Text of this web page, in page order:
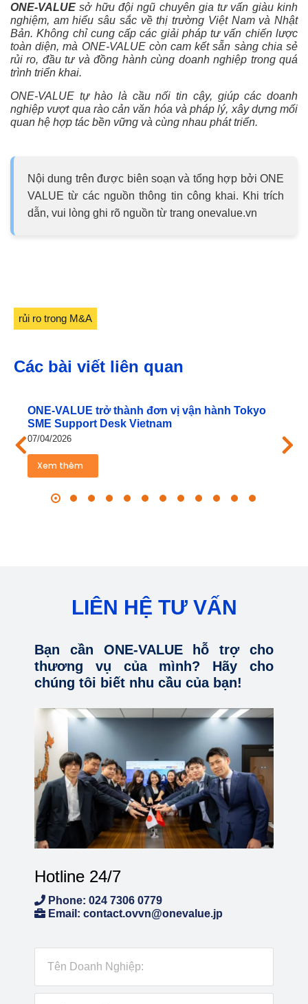
ONE-VALUE sở hữu đội ngũ chuyên gia tư vấn giàu kinh
nghiệm, am hiểu sâu sắc về thị trường Việt Nam và Nhật
Bản. Không chỉ cung cấp các giải pháp tư vấn chiến lược
toàn diện, mà ONE-VALUE còn cam kết sẵn sàng chia sẻ
rủi ro, đầu tư và đồng hành cùng doanh nghiệp trong quá
trình triển khai.
ONE-VALUE tự hào là cầu nối tin cậy, giúp các doanh
nghiệp vượt qua rào cản văn hóa và pháp lý, xây dựng mối
quan hệ hợp tác bền vững và cùng nhau phát triển.
Nội dung trên được biên soạn và tổng hợp bởi ONE
VALUE từ các nguồn thông tin công khai. Khi trích
dẫn, vui lòng ghi rõ nguồn từ trang onevalue.vn
rủi ro trong M&A
Các bài viết liên quan
ONE‑VALUE trở thành đơn vị vận hành Tokyo
SME Support Desk Vietnam
07/04/2026
Xem thêm
LIÊN HỆ TƯ VẤN
Bạn cần ONE-VALUE hỗ trợ cho
thương vụ của mình? Hãy cho
chúng tôi biết nhu cầu của bạn!
Hotline 24/7
Phone: 024 7306 0779
Email: contact.ovvn@onevalue.jp